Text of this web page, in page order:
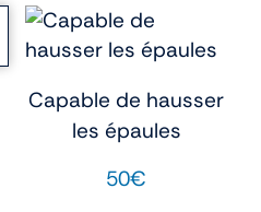
Capable de hausser
les épaules
50€